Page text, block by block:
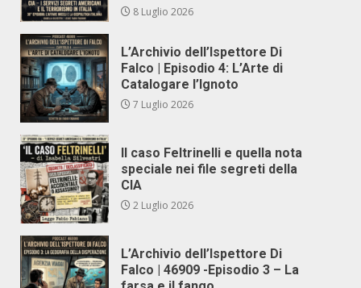
8 Luglio 2026
L’Archivio dell’Ispettore Di
Falco | Episodio 4: L’Arte di
Catalogare l’Ignoto
7 Luglio 2026
Il caso Feltrinelli e quella nota
speciale nei file segreti della
CIA
2 Luglio 2026
L’Archivio dell’Ispettore Di
Falco | 46909 -Episodio 3 – La